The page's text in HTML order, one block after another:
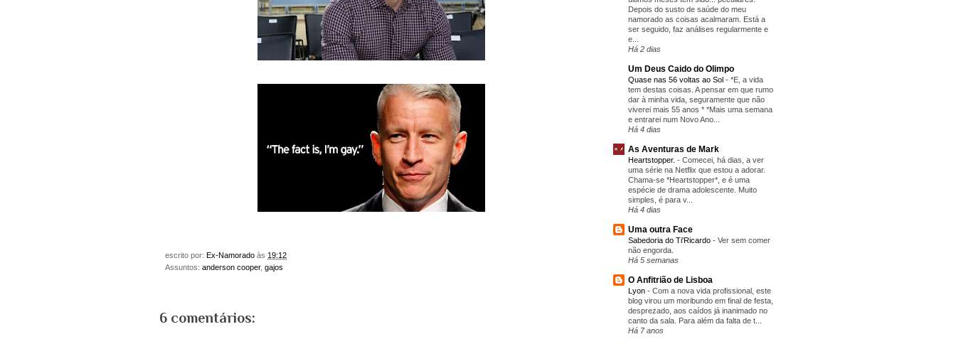
escrito por: Ex-Namorado às 19:12
Assuntos: anderson cooper, gajos
6 comentários:
Depois do susto de saúde do meu
namorado as coisas acalmaram. Está a
ser seguido, faz análises regularmente e
e...
Há 2 dias
Um Deus Caido do Olimpo
Quase nas 56 voltas ao Sol - *E, a vida
tem destas coisas. A pensar em que rumo
dar à minha vida, seguramente que não
viverei mais 55 anos * *Mais uma semana
e entrarei num Novo Ano...
Há 4 dias
As Aventuras de Mark
Heartstopper. - Comecei, há dias, a ver
uma série na Netflix que estou a adorar.
Chama-se *Heartstopper*, e é uma
espécie de drama adolescente. Muito
simples, é para v...
Há 4 dias
Uma outra Face
Sabedoria do Ti'Ricardo - Ver sem comer
não engorda.
Há 5 semanas
O Anfitrião de Lisboa
Lyon - Com a nova vida profissional, este
blog virou um moribundo em final de festa,
desprezado, aos caídos já inanimado no
canto da sala. Para além da falta de t...
Há 7 anos